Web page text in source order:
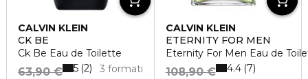
CALVIN KLEIN
CK BE
Ck Be Eau de Toilette
63,90 € 3 formati
5 2
CALVIN KLEIN
ETERNITY FOR MEN
Eternity For Men Eau de
108,90 € 4.4 7